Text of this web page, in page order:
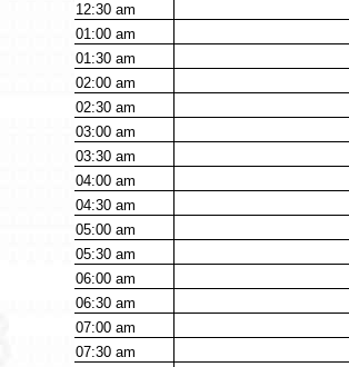
12:30am
01:00am
01:30am
02:00am
02:30am
03:00am
03:30am
04:00am
04:30am
05:00am
05:30am
06:00am
06:30am
07:00am
07:30am